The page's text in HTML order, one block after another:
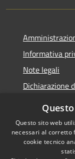
Informativa
Note legali
Dichiarazione
RSS
Questo sito web
necessari al corretto
cookie tecnico